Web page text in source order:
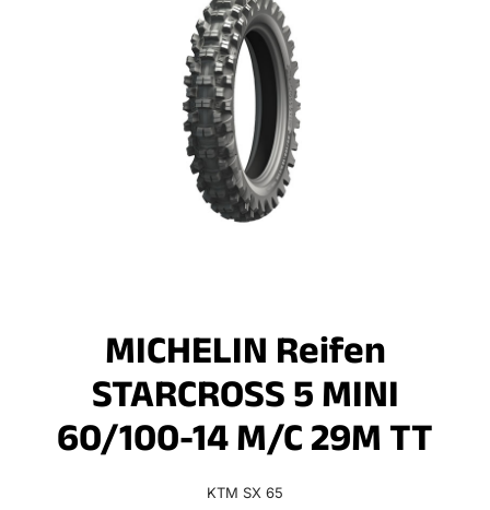
MICHELIN Reifen
STARCROSS 5 MINI
60/100-14 M/C 29M TT
KTM SX 65